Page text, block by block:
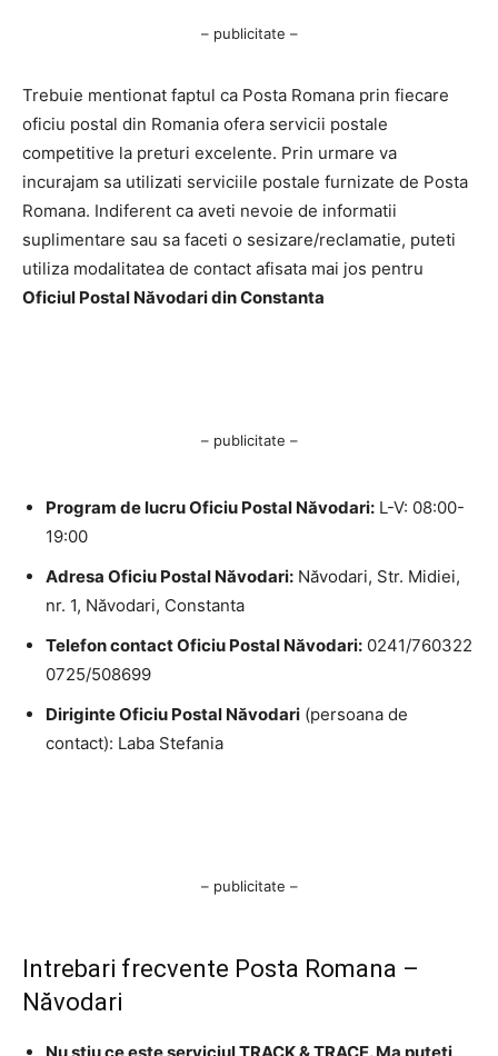
– publicitate –
Trebuie mentionat faptul ca Posta Romana prin fiecare
oficiu postal din Romania ofera servicii postale
competitive la preturi excelente. Prin urmare va
incurajam sa utilizati serviciile postale furnizate de Posta
Romana. Indiferent ca aveti nevoie de informatii
suplimentare sau sa faceti o sesizare/reclamatie, puteti
utiliza modalitatea de contact afisata mai jos pentru
Oficiul Postal Năvodari din Constanta
– publicitate –
Program de lucru Oficiu Postal Năvodari: L-V: 08:00-
19:00
Adresa Oficiu Postal Năvodari: Năvodari, Str. Midiei,
nr. 1, Năvodari, Constanta
Telefon contact Oficiu Postal Năvodari: 0241/760322
0725/508699
Diriginte Oficiu Postal Năvodari (persoana de
contact): Laba Stefania
– publicitate –
Intrebari frecvente Posta Romana –
Năvodari